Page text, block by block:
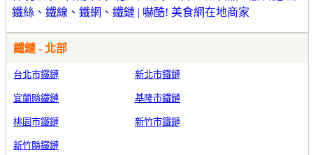
鐵絲、鐵線、鐵網、鐵鏈 | 嚇酷! 美食網在地商家
鐵鏈 - 北部
台北市鐵鏈 新北市鐵鏈
宜蘭縣鐵鏈 基隆市鐵鏈
桃園市鐵鏈 新竹市鐵鏈
新竹縣鐵鏈